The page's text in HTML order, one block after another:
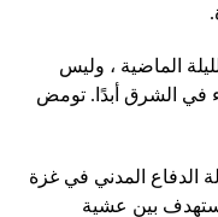
الماضية ، وليس
في الشرق أبدًا. تومض
الدفاع المدني في غزة
تستهدف بين عشية